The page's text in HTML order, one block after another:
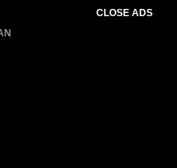
CLOSE ADS